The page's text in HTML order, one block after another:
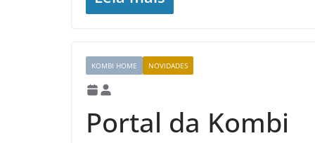
KOMBI HOME NOVIDADES
Portal da Kombi